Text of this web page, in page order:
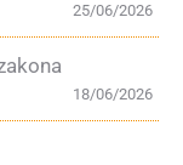
25/06/2026
18/06/2026